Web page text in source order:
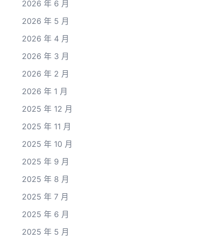
2026 年 6 月
2026 年 5 月
2026 年 4 月
2026 年 3 月
2026 年 2 月
2026 年 1 月
2025 年 12 月
2025 年 11 月
2025 年 10 月
2025 年 9 月
2025 年 8 月
2025 年 7 月
2025 年 6 月
2025 年 5 月